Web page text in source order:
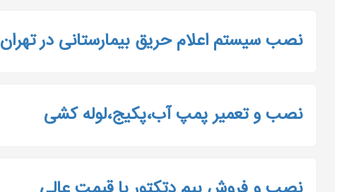
نصب سیستم اعلام حریق بیمارستانی در تهران
نصب و تعمیر پمپ آب،پکیج،لوله کشی